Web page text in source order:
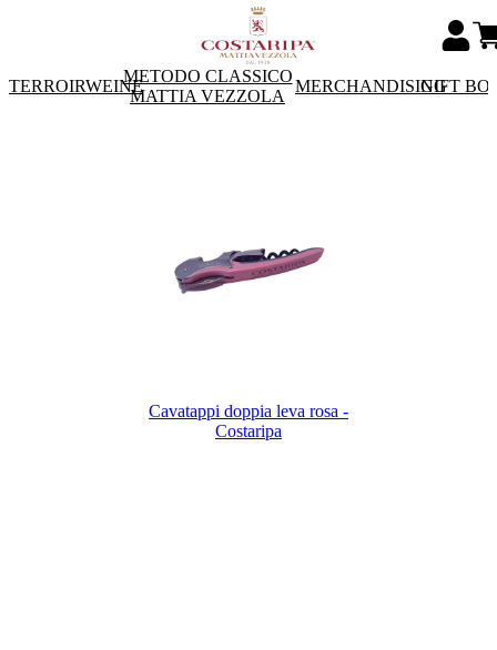
TERROIRWEINE
METODO CLASSICO
MATTIA VEZZOLA
MERCHANDISING
GIFT
Cavatappi doppia leva rosa -
Costaripa